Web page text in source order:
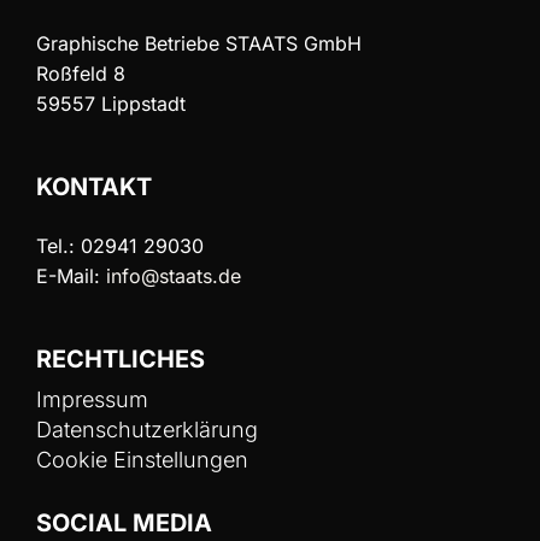
Graphische Betriebe STAATS GmbH
Roßfeld 8
59557 Lippstadt
KONTAKT
Tel.: 02941 29030
E-Mail: info@staats.de
RECHTLICHES
Impressum
Datenschutzerklärung
Cookie Einstellungen
SOCIAL MEDIA